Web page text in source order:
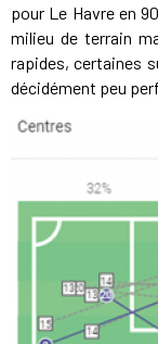
pour Le Havre en
milieu de terrain
rapides, certaines
décidément peu